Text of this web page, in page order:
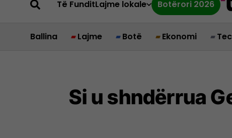
Të FunditLajme lokale Botërori 2026
Ballina Lajme Botë Ekonomi
Si u shndërrua